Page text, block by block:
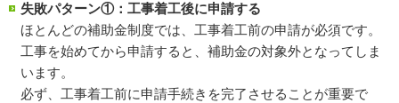
失敗パターン①：工事着工後に申請する
ほとんどの補助金制度では、工事着工前の申請が必須です。
工事を始めてから申請すると、補助金の対象外となってしま
います。
必ず、工事着工前に申請手続きを完了させることが重要で